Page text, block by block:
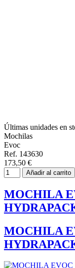
Últimas unidades en
Mochilas
Evoc
Ref. 143630
173,50 €
Añadir al carrito
MOCHILA
MOCHILA